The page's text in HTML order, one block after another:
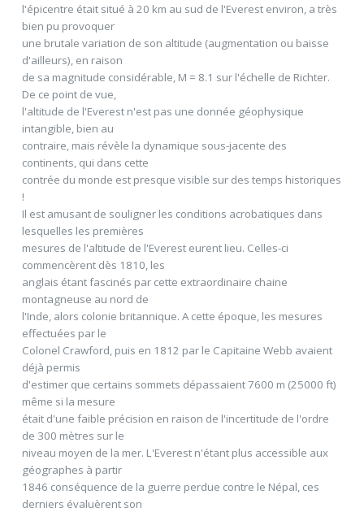
l'épicentre était situé à 20 km au sud de l'Everest environ, a très
bien pu provoquer
une brutale variation de son altitude (augmentation ou baisse
d'ailleurs), en raison
de sa magnitude considérable, M = 8.1 sur l'échelle de Richter.
De ce point de vue,
l'altitude de l'Everest n'est pas une donnée géophysique
intangible, bien au
contraire, mais révèle la dynamique sous-jacente des
continents, qui dans cette
contrée du monde est presque visible sur des temps historiques
!
Il est amusant de souligner les conditions acrobatiques dans
lesquelles les premières
mesures de l'altitude de l'Everest eurent lieu. Celles-ci
commencèrent dès 1810, les
anglais étant fascinés par cette extraordinaire chaine
montagneuse au nord de
l'Inde, alors colonie britannique. A cette époque, les mesures
effectuées par le
Colonel Crawford, puis en 1812 par le Capitaine Webb avaient
déjà permis
d'estimer que certains sommets dépassaient 7600 m (25000 ft)
même si la mesure
était d'une faible précision en raison de l'incertitude de l'ordre
de 300 mètres sur le
niveau moyen de la mer. L'Everest n'étant plus accessible aux
géographes à partir
1846 conséquence de la guerre perdue contre le Népal, ces
derniers évaluèrent son